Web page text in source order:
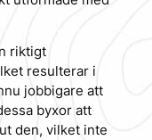
riktigt
resulterar i
jobbigare att
byxor att
den, vilket inte